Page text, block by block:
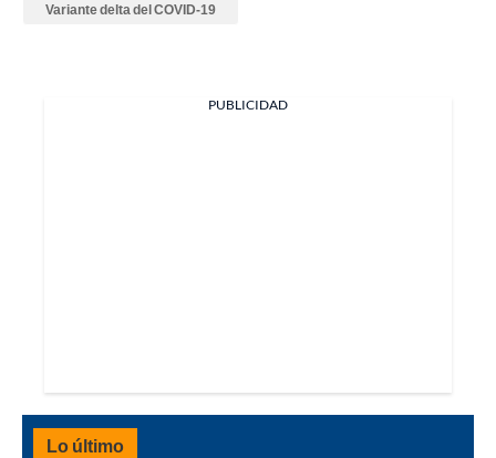
Variante delta del COVID-19
PUBLICIDAD
Lo último